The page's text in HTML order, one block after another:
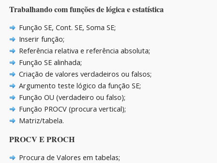
Trabalhando com funções de lógica e estatística
Função SE, Cont. SE, Soma SE;
Inserir função;
Referência relativa e referência absoluta;
Função SE alinhada;
Criação de valores verdadeiros ou falsos;
Argumento teste lógico da função SE;
Função OU (verdadeiro ou falso);
Função PROCV (procura vertical);
Matriz/tabela.
PROCV E PROCH
Procura de Valores em tabelas;